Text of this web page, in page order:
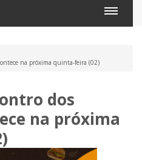
na próxima quinta-feira (02)
dos
na próxima